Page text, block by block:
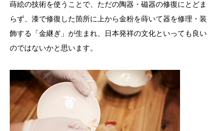
蒔絵の技術を使うことで、ただの陶器・磁器の修復にとどま
らず、漆で修復した箇所に上から金粉を蒔いて器を修理・装
飾する「金継ぎ」が生まれ、日本発祥の文化といっても良い
のではないかと思います。